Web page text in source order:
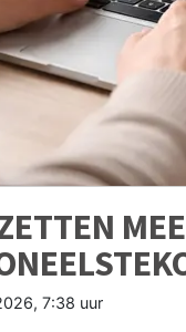
7:38 uur